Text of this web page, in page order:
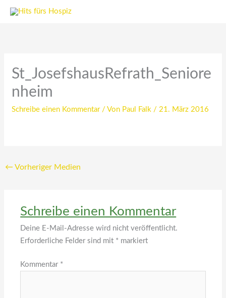
Zum
St_JosefshausRefrath_Seniore
nheim
Schreibe einen Kommentar / Von Paul Falk / 21. März 2016
← Vorheriger Medien
Schreibe einen Kommentar
Deine E-Mail-Adresse wird nicht veröffentlicht.
Erforderliche Felder sind mit * markiert
Kommentar *